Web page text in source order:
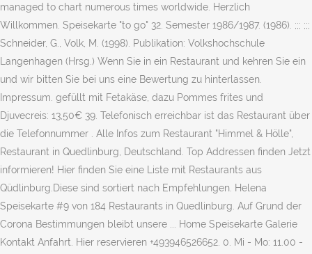
managed to chart numerous times worldwide. Herzlich
Willkommen. Speisekarte "to go" 32. Semester 1986/1987. (1986). ;;; ;;;
Schneider, G., Volk, M. (1998). Publikation: Volkshochschule
Langenhagen (Hrsg.) Wenn Sie in ein Restaurant und kehren Sie ein
und wir bitten Sie bei uns eine Bewertung zu hinterlassen.
Impressum. gefüllt mit Fetakäse, dazu Pommes frites und
Djuvecreis: 13,50€ 39. Telefonisch erreichbar ist das Restaurant über
die Telefonnummer . Alle Infos zum Restaurant "Himmel & Hölle",
Restaurant in Quedlinburg, Deutschland. Top Addressen finden Jetzt
informieren! Hier finden Sie eine Liste mit Restaurants aus
Qüdlinburg.Diese sind sortiert nach Empfehlungen. Helena
Speisekarte #9 von 184 Restaurants in Quedlinburg. Auf Grund der
Corona Bestimmungen bleibt unsere ... Home Speisekarte Galerie
Kontakt Anfahrt. Hier reservieren +493946526652. 0. Mi - Mo: 11.00 -